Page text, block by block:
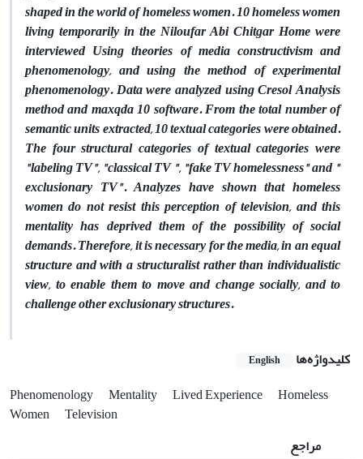
shaped in the world of homeless women. 10 homeless women
living temporarily in the Niloufar Abi Chitgar Home were
interviewed Using theories of media constructivism and
phenomenology, and using the method of experimental
phenomenology. Data were analyzed using Cresol Analysis
method and maxqda 10 software. From the total number of
semantic units extracted, 10 textual categories were obtained.
The four structural categories of textual categories were
"labeling TV", "classical TV ", "fake TV homelessness" and "
exclusionary TV". Analyzes have shown that homeless
women do not resist this perception of television, and this
mentality has deprived them of the possibility of social
demands. Therefore, it is necessary for the media, in an equal
structure and with a structuralist rather than individualistic
view, to enable them to move and change socially, and to
challenge other exclusionary structures.
کلیدواژه‌ها English
Phenomenology Mentality Lived Experience
Homeless
Women
Television
مراجع